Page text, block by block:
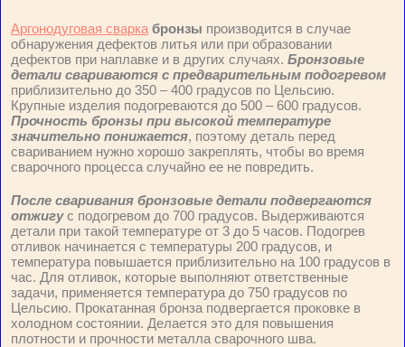
Аргонодуговая сварка бронзы производится в случае
обнаружения дефектов литья или при образовании
дефектов при наплавке и в других случаях. Бронзовые
детали свариваются с предварительным подогревом
приблизительно до 350 – 400 градусов по Цельсию.
Крупные изделия подогреваются до 500 – 600 градусов.
Прочность бронзы при высокой температуре
значительно понижается, поэтому деталь перед
свариванием нужно хорошо закреплять, чтобы во время
сварочного процесса случайно ее не повредить.
После сваривания бронзовые детали подвергаются
отжигу с подогревом до 700 градусов. Выдерживаются
детали при такой температуре от 3 до 5 часов. Подогрев
отливок начинается с температуры 200 градусов, и
температура повышается приблизительно на 100 градусов в
час. Для отливок, которые выполняют ответственные
задачи, применяется температура до 750 градусов по
Цельсию. Прокатанная бронза подвергается проковке в
холодном состоянии. Делается это для повышения
плотности и прочности металла сварочного шва.